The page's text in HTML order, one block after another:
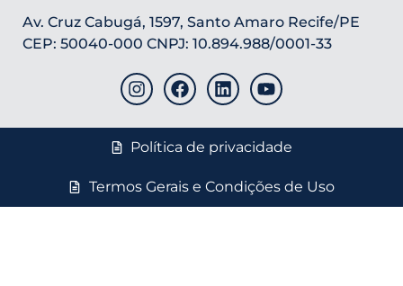
Av. Cruz Cabugá, 1597, Santo Amaro Recife/PE
CEP: 50040-000 CNPJ: 10.894.988/0001-33
Política de privacidade
Termos Gerais e Condições de Uso